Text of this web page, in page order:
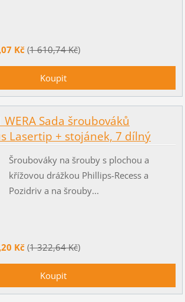
Kč(1 610,74 Kč)
Sada šroubováků
Lasertip + stojánek, 7 dílný
Šroubováky na šrouby s plochou a
křížovou drážkou Phillips-Recess a
Pozidriv a na šrouby...
Kč(1 322,64 Kč)